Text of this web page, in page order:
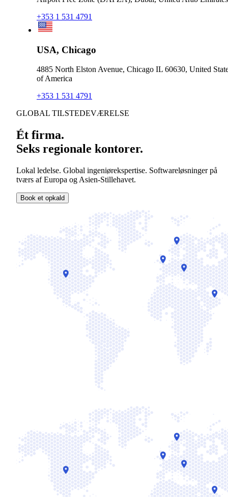
+353 1 531 4791
USA, Chicago
4885 North Elston Avenue, Chicago IL 60630, United
of America
+353 1 531 4791
GLOBAL TILSTEDEVÆRELSE
Ét firma.
Seks regionale kontorer.
Lokal ledelse. Global ingeniørekspertise. Softwareløsninger på
tværs af Europa og Asien-Stillehavet.
Book et opkald